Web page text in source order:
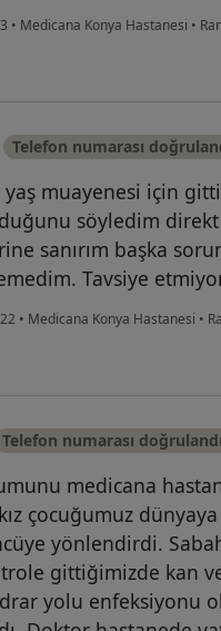
• Medicana Konya Hastanesi •
Telefon numarası
muayenesi için
söyledim direkt
sanırım başka
Tavsiye
• Medicana Konya Hastanesi •
Telefon numarası doğrulandı
medicana
çocuğumuz
yönlendirdi.
gittiğimizde kan
yolu enfeksiyonu